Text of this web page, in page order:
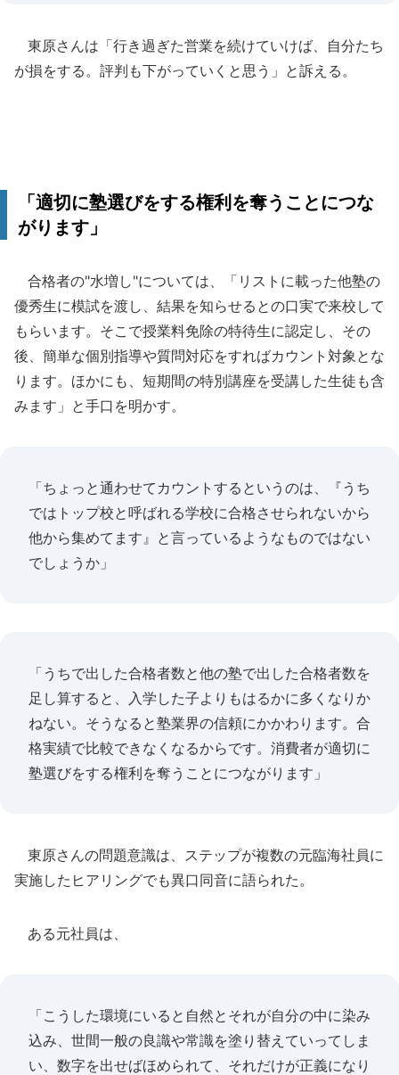
東原さんは「行き過ぎた営業を続けていけば、自分たち
が損をする。評判も下がっていくと思う」と訴える。
「適切に塾選びをする権利を奪うことにつな
がります」
合格者の"水増し"については、「リストに載った他塾の
優秀生に模試を渡し、結果を知らせるとの口実で来校して
もらいます。そこで授業料免除の特待生に認定し、その
後、簡単な個別指導や質問対応をすればカウント対象とな
ります。ほかにも、短期間の特別講座を受講した生徒も含
みます」と手口を明かす。
「ちょっと通わせてカウントするというのは、『うち
ではトップ校と呼ばれる学校に合格させられないから
他から集めてます』と言っているようなものではない
でしょうか」
「うちで出した合格者数と他の塾で出した合格者数を
足し算すると、入学した子よりもはるかに多くなりか
ねない。そうなると塾業界の信頼にかかわります。合
格実績で比較できなくなるからです。消費者が適切に
塾選びをする権利を奪うことにつながります」
東原さんの問題意識は、ステップが複数の元臨海社員に
実施したヒアリングでも異口同音に語られた。
ある元社員は、
「こうした環境にいると自然とそれが自分の中に染み
込み、世間一般の良識や常識を塗り替えていってしま
い、数字を出せばほめられて、それだけが正義になり